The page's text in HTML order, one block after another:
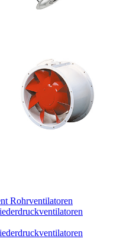
Rohrventilatoren